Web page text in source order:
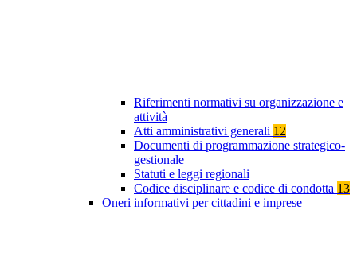
Riferimenti normativi su organizzazione e
attività
Atti amministrativi generali 12
Documenti di programmazione strategico-
gestionale
Statuti e leggi regionali
Codice disciplinare e codice di condotta 13
Oneri informativi per cittadini e imprese